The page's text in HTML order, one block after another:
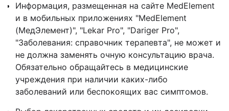
Информация, размещенная на сайте MedElement
и в мобильных приложениях "MedElement
(МедЭлемент)", "Lekar Pro", "Dariger Pro",
"Заболевания: справочник терапевта", не может и
не должна заменять очную консультацию врача.
Обязательно обращайтесь в медицинские
учреждения при наличии каких-либо
заболеваний или беспокоящих вас симптомов.